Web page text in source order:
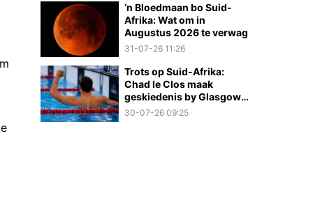
‘n Bloedmaan bo Suid-
Afrika: Wat om in
Augustus 2026 te verwag
31-07-26 11:26
Trots op Suid-Afrika:
Chad le Clos maak
geskiedenis by Glasgow
2026
30-07-26 09:25